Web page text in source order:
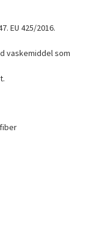
EU 425/2016.
vaskemiddel som